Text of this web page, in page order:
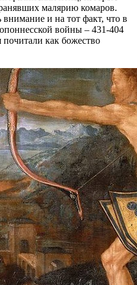
малярию комаров.
внимание и на тот факт, что в
войны – 431-404
почитали как божество